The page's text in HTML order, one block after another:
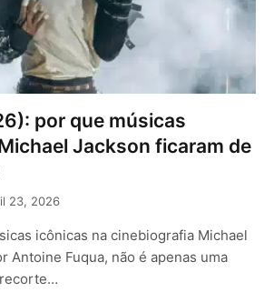
por que músicas
Jackson ficaram de
23, 2026
icônicas na cinebiografia Michael
Antoine Fuqua, não é apenas uma